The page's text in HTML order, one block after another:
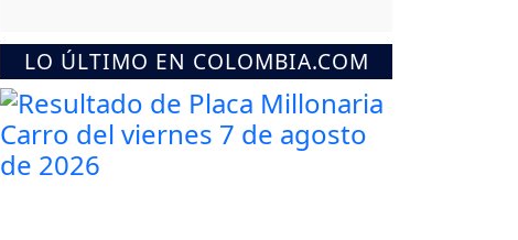
LO ÚLTIMO EN COLOMBIA.COM